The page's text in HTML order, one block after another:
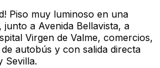
Piso muy luminoso en una
a Avenida Bellavista, a
Virgen de Valme, comercios,
autobús y con salida directa
Sevilla.